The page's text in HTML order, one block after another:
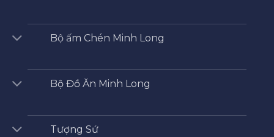
Bộ ấm Chén Minh Long
Bộ Đồ Ăn Minh Long
Tượng Sứ